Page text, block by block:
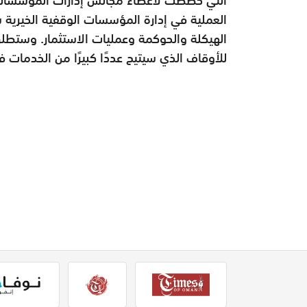
العملية في إدارة المؤسسات الوقفية
الهيكلة والحوكمة وعمليات الاستثمار.​​
للأوقاف الذي سيتيح عددًا كبيرًا من